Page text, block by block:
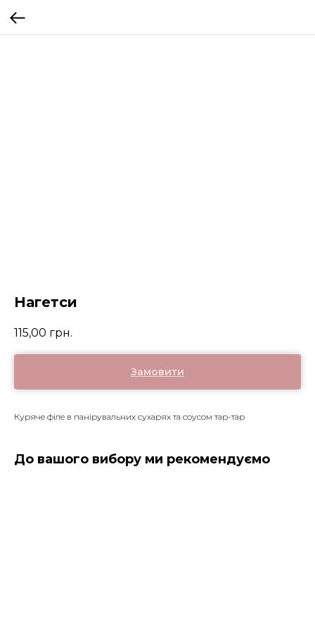
Нагетси
115,00 грн.
Замовити
Куряче філе в панірувальних сухарях та соусом тар-тар
До вашого вибору ми рекомендуємо